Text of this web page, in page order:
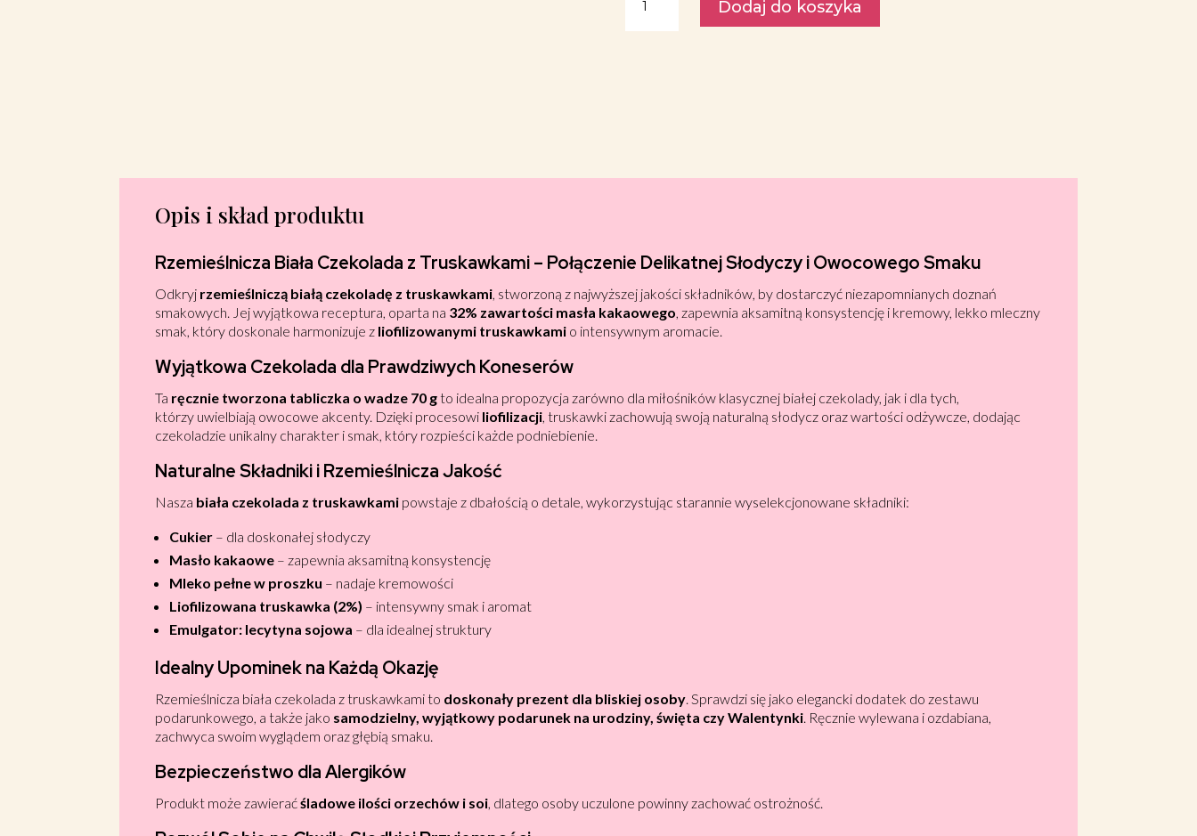
Rzemieślnicza
Biała
Dodaj do koszyka
Opis i skład produktu
Rzemieślnicza Biała Czekolada z Truskawkami – Połączenie Delikatnej Słodyczy i Owocowego Smaku
Odkryj rzemieślniczą białą czekoladę z truskawkami, stworzoną z najwyższej jakości składników, by dostarczyć niezapomnianych doznań
smakowych. Jej wyjątkowa receptura, oparta na 32% zawartości masła kakaowego, zapewnia aksamitną konsystencję i kremowy, lekko mleczny
smak, który doskonale harmonizuje z liofilizowanymi truskawkami o intensywnym aromacie.
Wyjątkowa Czekolada dla Prawdziwych Koneserów
Ta ręcznie tworzona tabliczka o wadze 70 gto idealna propozycja zarówno dla miłośników klasycznej białej czekolady, jak i dla tych,
którzy uwielbiają owocowe akcenty. Dzięki procesowi liofilizacji, truskawki zachowują swoją naturalną słodycz oraz wartości odżywcze, dodając
czekoladzie unikalny charakter i smak, który rozpieści każde podniebienie.
Naturalne Składniki i Rzemieślnicza Jakość
Nasza biała czekolada z truskawkami powstaje z dbałością o detale, wykorzystując starannie wyselekcjonowane składniki:
Cukier – dla doskonałej słodyczy
Masło kakaowe – zapewnia aksamitną konsystencję
Mleko pełne w proszku – nadaje kremowości
Liofilizowana truskawka (2%) – intensywny smak i aromat
Emulgator: lecytyna sojowa – dla idealnej struktury
Idealny Upominek na Każdą Okazję
Rzemieślnicza biała czekolada z truskawkami to doskonały prezent dla bliskiej osoby. Sprawdzi się jako elegancki dodatek do zestawu
podarunkowego, a także jako samodzielny, wyjątkowy podarunek na urodziny, święta czy Walentynki. Ręcznie wylewana i ozdabiana,
zachwyca swoim wyglądem oraz głębią smaku.
Bezpieczeństwo dla Alergików
Produkt może zawieraćśladowe ilości orzechów i soi, dlatego osoby uczulone powinny zachować ostrożność.